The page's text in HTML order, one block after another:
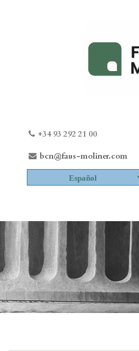
+34 93 292 21 00
bcn@faus-moliner.com
Español